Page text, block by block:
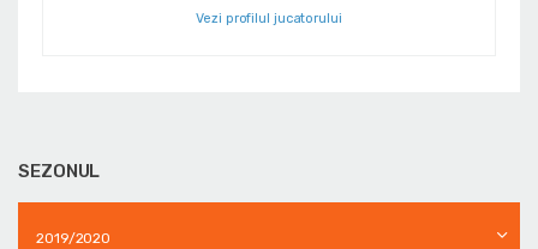
Vezi profilul jucatorului
SEZONUL
2019/2020